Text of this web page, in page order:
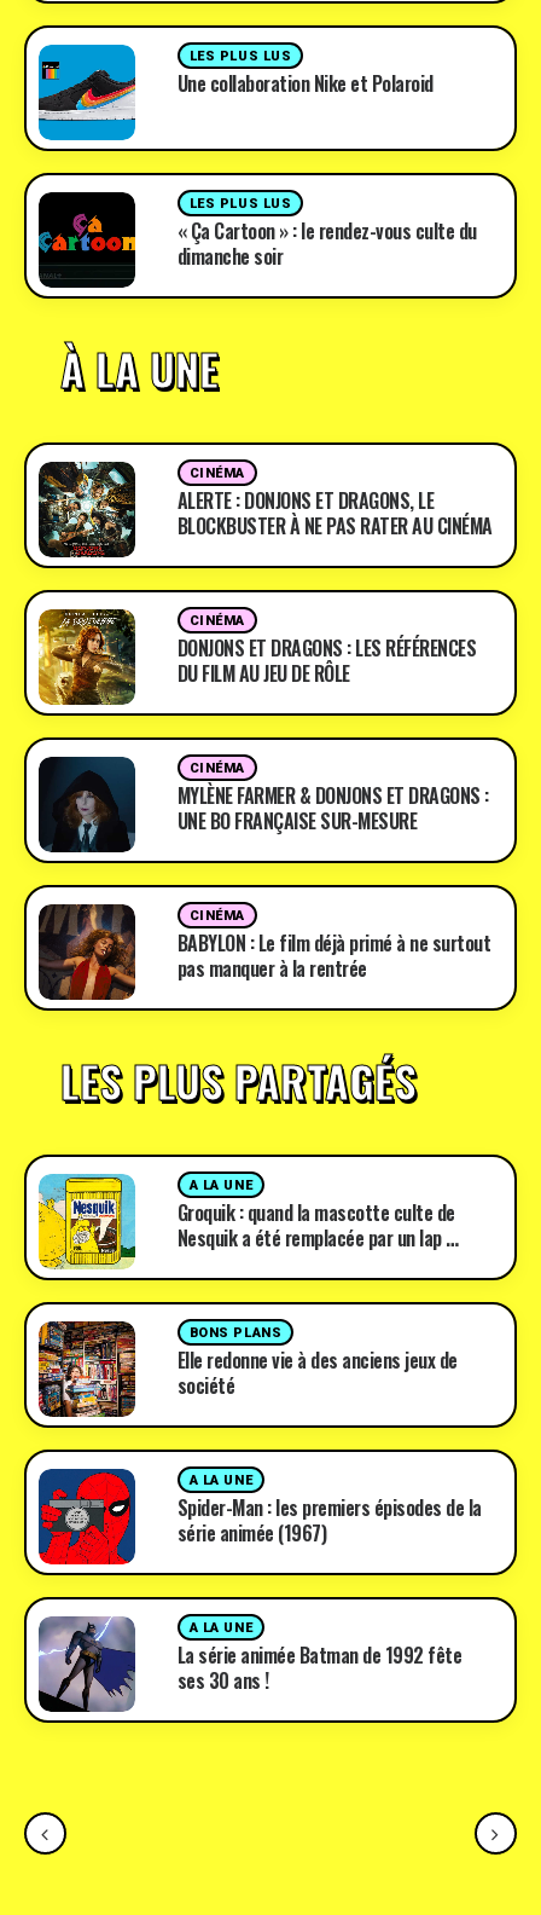
LES PLUS LUS
Une collaboration Nike et Polaroid
LES PLUS LUS
« Ça Cartoon » : le rendez-vous culte du
dimanche soir
À LA UNE
CINÉMA
ALERTE : DONJONS ET DRAGONS, LE
BLOCKBUSTER À NE PAS RATER AU CINÉMA
CINÉMA
DONJONS ET DRAGONS : LES RÉFÉRENCES
DU FILM AU JEU DE RÔLE
CINÉMA
MYLÈNE FARMER & DONJONS ET DRAGONS :
UNE BO FRANÇAISE SUR-MESURE
CINÉMA
BABYLON : Le film déjà primé à ne surtout
pas manquer à la rentrée
LES PLUS PARTAGÉS
A LA UNE
Groquik : quand la mascotte culte de
Nesquik a été remplacée par un lap …
BONS PLANS
Elle redonne vie à des anciens jeux de
société
A LA UNE
Spider-Man : les premiers épisodes de la
série animée (1967)
A LA UNE
La série animée Batman de 1992 fête
ses 30 ans !